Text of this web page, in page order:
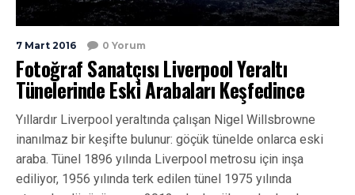
7 Mart 2016 0 Yorum
Fotoğraf Sanatçısı Liverpool Yeraltı
Tünelerinde Eski Arabaları Keşfedince
Yıllardır Liverpool yeraltında çalışan Nigel Willsbrowne
inanılmaz bir keşifte bulunur: göçük tünelde onlarca eski
araba. Tünel 1896 yılında Liverpool metrosu için inşa
ediliyor, 1956 yılında terk edilen tünel 1975 yılında